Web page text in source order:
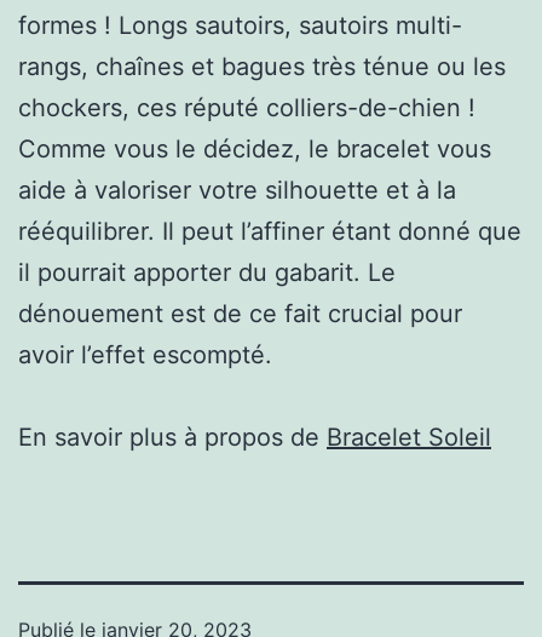
formes ! Longs sautoirs, sautoirs multi-
rangs, chaînes et bagues très ténue ou les
chockers, ces réputé colliers-de-chien !
Comme vous le décidez, le bracelet vous
aide à valoriser votre silhouette et à la
rééquilibrer. Il peut l’affiner étant donné que
il pourrait apporter du gabarit. Le
dénouement est de ce fait crucial pour
avoir l’effet escompté.
En savoir plus à propos de Bracelet Soleil
Publié le janvier 20, 2023